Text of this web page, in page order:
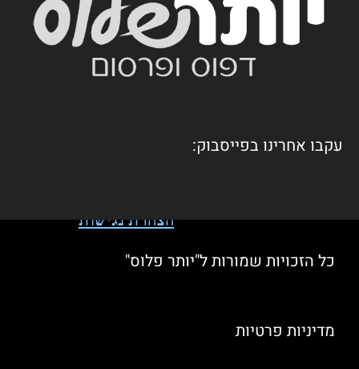
עקבו אחרינו בפייסבוק:
הצהרת נגישות
כל הזכויות שמורות ל"יותר פלוס"
מדיניות פרטיות